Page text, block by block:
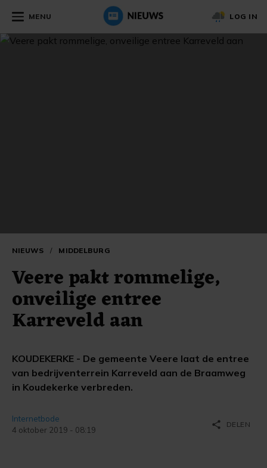
MENU LOG IN
NIEUWS / MIDDELBURG
Veere pakt rommelige,
onveilige entree
Karreveld aan
KOUDEKERKE - De gemeente Veere laat de entree
van bedrijventerrein Karreveld aan de Braamweg
in Koudekerke verbreden.
Internetbode
4 oktober 2019 - 08:19
share DELEN